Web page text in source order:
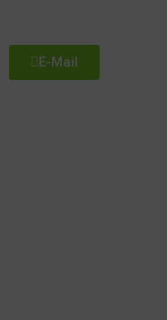
E-Mail